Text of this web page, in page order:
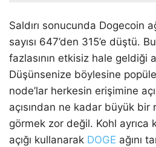
Saldırı sonucunda Dogecoin
sayısı 647’den 315’e düştü.
fazlasının etkisiz hale geldiği
Düşünsenize böylesine
node’lar herkesin erişimine
açısından ne kadar büyük
görmek zor değil. Kohl
açığı kullanarak DOGE ağını